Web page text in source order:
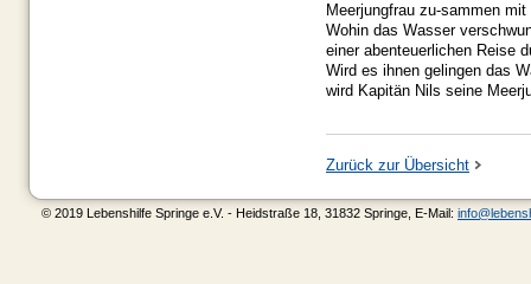
Meerjungfrau zu-sammen
Wohin das Wasser
einer abenteuerlichen Reise
Wird es ihnen gelingen das
wird Kapitän Nils seine
Zurück zur Übersicht
© 2019 Lebenshilfe Springe e.V. - Heidstraße 18, 31832 Springe, E-Mail: